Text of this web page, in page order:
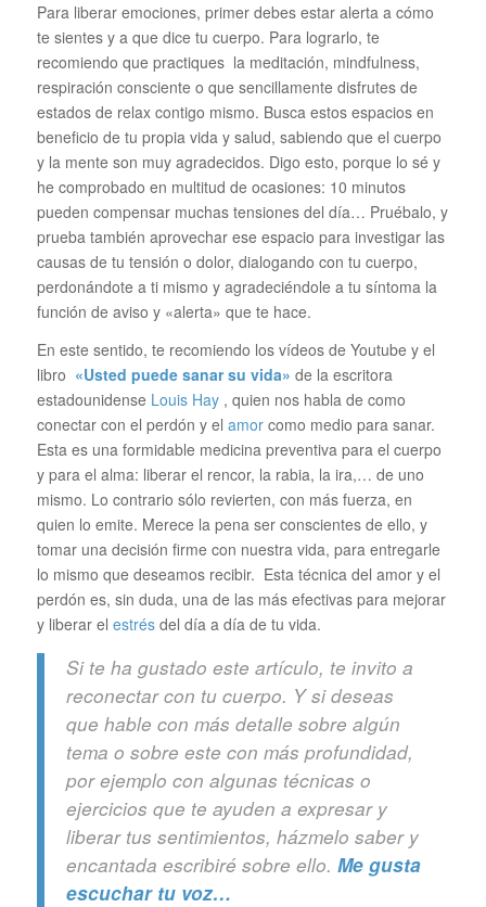
Para liberar emociones, primer debes estar alerta a cómo
te sientes y a que dice tu cuerpo. Para lograrlo, te
recomiendo que practiques la meditación, mindfulness,
respiración consciente o que sencillamente disfrutes de
estados de relax contigo mismo. Busca estos espacios en
beneficio de tu propia vida y salud, sabiendo que el cuerpo
y la mente son muy agradecidos. Digo esto, porque lo sé y
he comprobado en multitud de ocasiones: 10 minutos
pueden compensar muchas tensiones del día… Pruébalo, y
prueba también aprovechar ese espacio para investigar las
causas de tu tensión o dolor, dialogando con tu cuerpo,
perdonándote a ti mismo y agradeciéndole a tu síntoma la
función de aviso y «alerta» que te hace.
En este sentido, te recomiendo los vídeos de Youtube y el
libro «Usted puede sanar su vida» de la escritora
estadounidense Louis Hay, quien nos habla de como
conectar con el perdón y el amorcomo medio para sanar.
Esta es una formidable medicina preventiva para el cuerpo
y para el alma: liberar el rencor, la rabia, la ira,… de uno
mismo. Lo contrario sólo revierten, con más fuerza, en
quien lo emite. Merece la pena ser conscientes de ello, y
tomar una decisión firme con nuestra vida, para entregarle
lo mismo que deseamos recibir. Esta técnica del amor y el
perdón es, sin duda, una de las más efectivas para mejorar
y liberar el estrésdel día a día de tu vida.
Si te ha gustado este artículo, te invito a
reconectar con tu cuerpo. Y si deseas
que hable con más detalle sobre algún
tema o sobre este con más profundidad,
por ejemplo con algunas técnicas o
ejercicios que te ayuden a expresar y
liberar tus sentimientos, házmelo saber y
encantada escribiré sobre ello. Me gusta
escuchar tu voz…